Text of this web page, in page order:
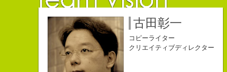
佐藤延夫
コピーライター
保持壮太郎
コピーライター
小山佳奈
コピーライター
中村直史
コピーライター
江口順也
コピーライター
名雪祐平
コピーライター
クリエイティブディレクター
古田彰一
コピーライター
クリエイティブディレクター